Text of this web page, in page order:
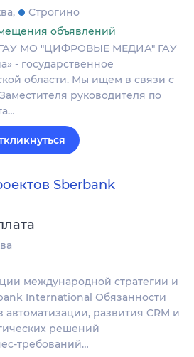
Строгино
объявлений
ГАУ МО "ЦИФРОВЫЕ МЕДИА" ГАУ
- государственное
области. Мы ищем в связи с
руководителя по
Sberbank
международной стратегии и
International Обязанности
автоматизации, развития CRM и
решений
требований…